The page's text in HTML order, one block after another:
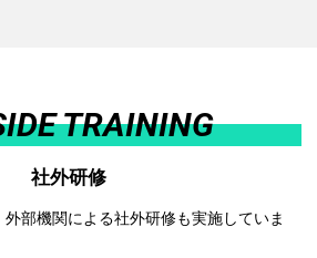
TRAINING
社外研修
部機関による社外研修も実施していま